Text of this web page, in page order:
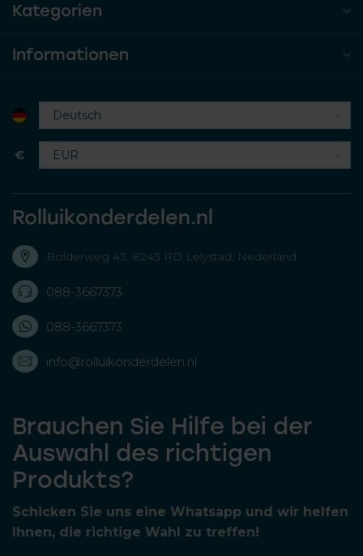
Kategorien
Informationen
€
Rolluikonderdelen.nl
Bolderweg 43, 8243 RD Lelystad, Nederland
088-3667373
088-3667373
info@rolluikonderdelen.nl
Brauchen Sie Hilfe bei der
Auswahl des richtigen
Produkts?
Schicken Sie uns eine Whatsapp und wir helfen
Ihnen, die richtige Wahl zu treffen!